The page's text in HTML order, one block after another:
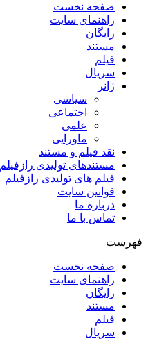
صفحه نخست
راهنمای سایت
رایگان
مستند
فیلم
سریال
ژانر
سیاسی
اجتماعی
علمی
ماورایی
نقد فیلم و مستند
مستندهای تولیدی رازفیلم
فیلم های تولیدی رازفیلم
قوانین سایت
درباره ما
تماس با ما
فهرست
صفحه نخست
راهنمای سایت
رایگان
مستند
فیلم
سریال